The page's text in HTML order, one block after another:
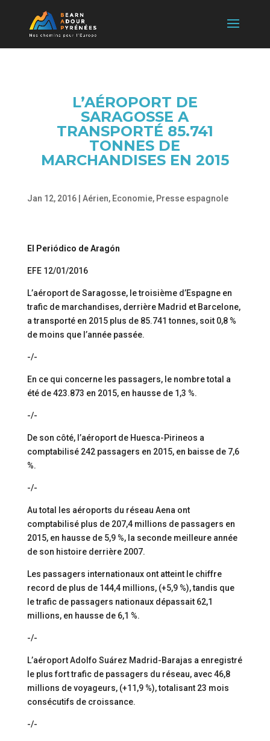
L’AÉROPORT DE
SARAGOSSE A
TRANSPORTÉ 85.741
TONNES DE
MARCHANDISES EN 2015
Jan 12, 2016| Aérien, Economie, Presse espagnole
El Periódico de Aragón
EFE 12/01/2016
L’aéroport de Saragosse, le troisième d’Espagne en
trafic de marchandises, derrière Madrid et Barcelone,
a transporté en 2015 plus de 85.741 tonnes, soit 0,8 %
de moins que l’année passée.
-/-
En ce qui concerne les passagers, le nombre total a
été de 423.873 en 2015, en hausse de 1,3 %.
-/-
De son côté, l’aéroport de Huesca-Pirineos a
comptabilisé 242 passagers en 2015, en baisse de 7,6
%.
-/-
Au total les aéroports du réseau Aena ont
comptabilisé plus de 207,4 millions de passagers en
2015, en hausse de 5,9 %, la seconde meilleure année
de son histoire derrière 2007.
Les passagers internationaux ont atteint le chiffre
record de plus de 144,4 millions, (+5,9 %), tandis que
le trafic de passagers nationaux dépassait 62,1
millions, en hausse de 6,1 %.
-/-
L’aéroport Adolfo Suárez Madrid-Barajas a enregistré
le plus fort trafic de passagers du réseau, avec 46,8
millions de voyageurs, (+11,9 %), totalisant 23 mois
consécutifs de croissance.
-/-